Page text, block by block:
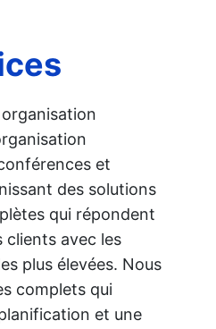
et
des solutions
qui répondent
clients avec les
plus élevées. Nous
complets qui
et une